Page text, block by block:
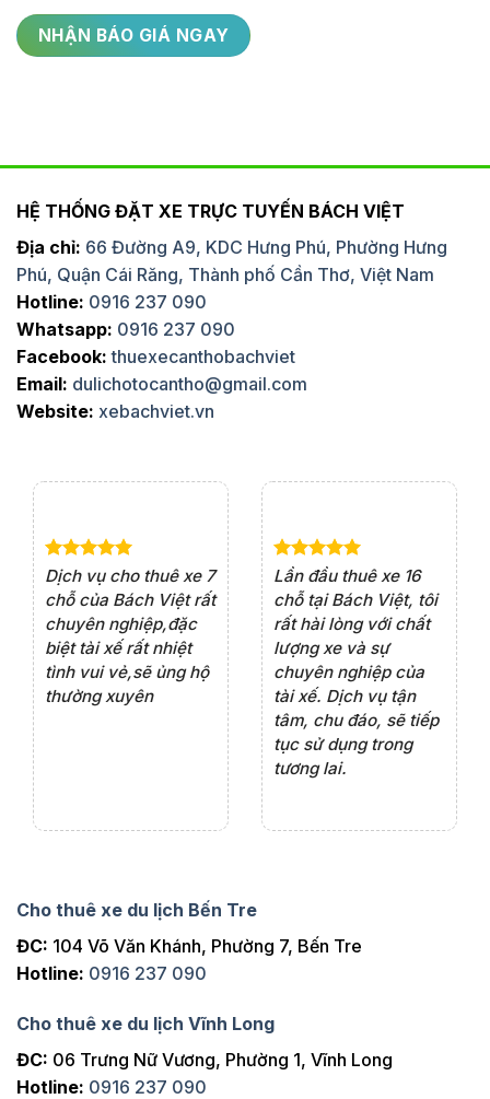
HỆ THỐNG ĐẶT XE TRỰC TUYẾN BÁCH VIỆT
Địa chỉ: 66 Đường A9, KDC Hưng Phú, Phường Hưng
Phú, Quận Cái Răng, Thành phố Cần Thơ, Việt Nam
Hotline: 0916 237 090
Whatsapp: 0916 237 090
Facebook: thuexecanthobachviet
Email: dulichotocantho@gmail.com
Website: xebachviet.vn
Dịch vụ cho thuê xe 7
chỗ của Bách Việt rất
chuyên nghiệp,đặc
biệt tài xế rất nhiệt
tình vui vẻ,sẽ ủng hộ
thường xuyên
Lần đầu thuê xe 16
chỗ tại Bách Việt, tôi
rất hài lòng với chất
lượng xe và sự
chuyên nghiệp của
tài xế. Dịch vụ tận
tâm, chu đáo, sẽ tiếp
tục sử dụng trong
tương lai.
Cho thuê xe du lịch Bến Tre
ĐC: 104 Võ Văn Khánh, Phường 7, Bến Tre
Hotline: 0916 237 090
Cho thuê xe du lịch Vĩnh Long
ĐC: 06 Trưng Nữ Vương, Phường 1, Vĩnh Long
Hotline: 0916 237 090